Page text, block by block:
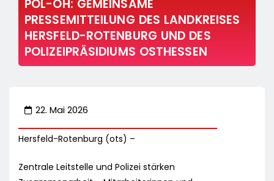
POL-OH: GEMEINSAME
PRESSEMITTEILUNG DES LANDKREISES
HERSFELD-ROTENBURG UND DES
POLIZEIPRÄSIDIUMS OSTHESSEN
22. Mai 2026
Hersfeld-Rotenburg (ots) –
Zentrale Leitstelle und Polizei stärken